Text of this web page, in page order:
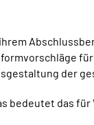
der
bedeutet das